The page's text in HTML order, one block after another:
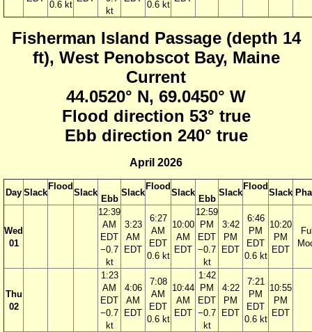
0.6 kt
kt
0.6 kt
Fisherman Island Passage (depth 14
ft), West Penobscot Bay, Maine
Current
44.0520° N, 69.0450° W
Flood direction 53° true
Ebb direction 240° true
April 2026
Day Slack
Flood
Slack
Ebb
Slack
Flood
Slack
Ebb
Slack
Flood
Slack
Wed
01
12:39
AM
EDT
−0.7
kt
3:23
AM
EDT
6:27
AM
EDT
0.6 kt
10:00
AM
EDT
12:59
PM
EDT
−0.7
kt
3:42
PM
EDT
6:46
PM
EDT
0.6 kt
10:20
PM
EDT
Thu
02
1:23
AM
EDT
−0.7
kt
4:06
AM
EDT
7:08
AM
EDT
0.6 kt
10:44
AM
EDT
1:42
PM
EDT
−0.7
kt
4:22
PM
EDT
7:21
PM
EDT
0.6 kt
10:55
PM
EDT